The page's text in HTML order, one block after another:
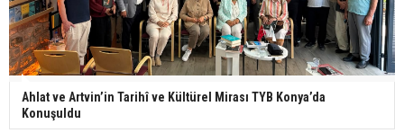
Ahlat ve Artvin’in Tarihî ve Kültürel Mirası TYB Konya’da
Konuşuldu